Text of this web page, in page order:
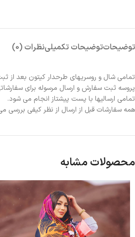
توضیحاتتوضیحات تکمیلینظرات (0)
تمامی شال و روسریهای طرحدار کیتون بعد از
پروسه ثبت سفارش و ارسال مرسوله برای سفارشاتی که نیاز به دوردستدوزی ندارند 2الی 3روز و برای
تمامی ارسالیها با پست پیشتاز انجام می شود.
همه سفارشات قبل از ارسال از نظر کیفی بررسی
محصولات مشابه